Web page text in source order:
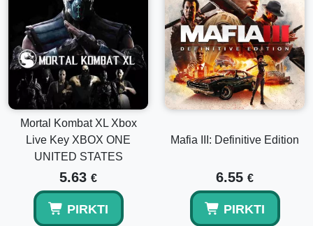
Mortal Kombat XL Xbox
Live Key XBOX ONE
UNITED STATES
5.63 €
PIRKTI
Mafia III: Definitive Edition
6.55 €
PIRKTI